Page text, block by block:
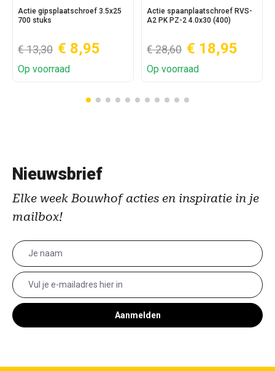
Actie gipsplaatschroef 3.5x25
700 stuks
€ 13,30 € 8,95
Op voorraad
Actie spaanplaatschroef RVS-
A2 PK PZ-2 4.0x30 (400)
€ 28,60 € 18,95
Op voorraad
Nieuwsbrief
Elke week Bouwhof acties en inspiratie in je
mailbox!
Aanmelden